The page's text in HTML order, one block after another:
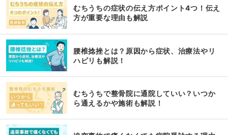
むちうちの症状の伝え方ポイント4つ！伝え
方が重要な理由も解説
腰椎捻挫とは？原因から症状、治療法やリ
ハビリも解説！
むちうちで整骨院に通院していい？いつか
ら通えるかや施術も解説！